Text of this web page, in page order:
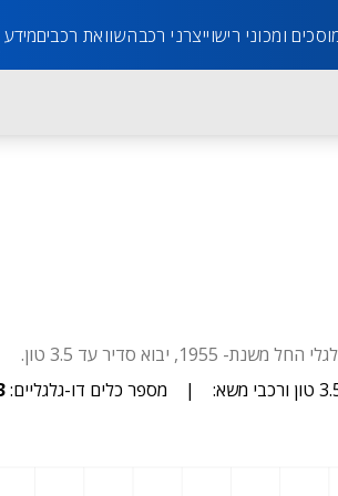
ומכוני רישוייצרני רכבהשוואת רכביםמידע
| מספר כלים דו-גלגליים: